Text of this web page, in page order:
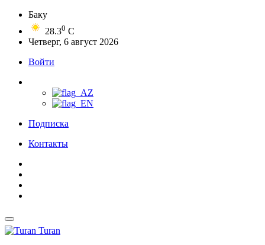
Баку
28.30 C
Четверг, 6 август 2026
Войти
Подписка
Контакты
Turan